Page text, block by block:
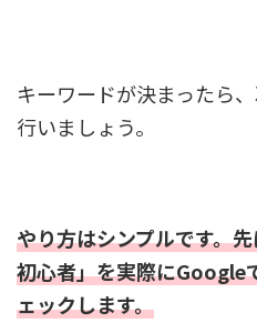
キーワードが決まったら
行いましょう。
やり方はシンプルです。
初心者」を実際にGoogle
ェックします。